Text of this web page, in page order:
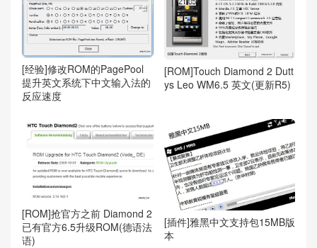
[经验]修改ROM的PagePool
提升英文系统下中文输入法的
反应速度
[ROM]Touch Diamond 2 Dutt
ys Leo WM6.5 英文(更新R5)
[ROM]抢官方之前 Diamond 2
已有官方6.5升级ROM(德语法
语)
[插件]雅黑中文支持包15MB版
本